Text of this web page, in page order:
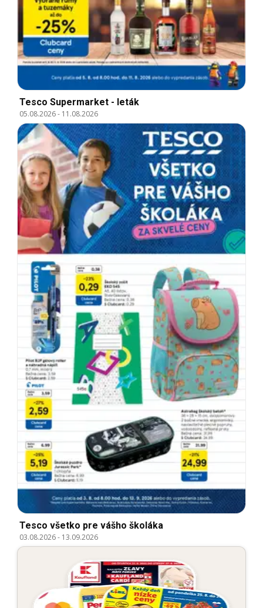
Tesco Supermarket - leták
05.08.2026- 11.08.2026
Tesco všetko pre vášho školáka
03.08.2026- 13.09.2026